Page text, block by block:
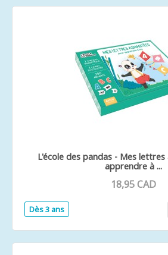
L'école des pandas - Mes
apprendre à ...
18,95 CAD
Dès 3 ans